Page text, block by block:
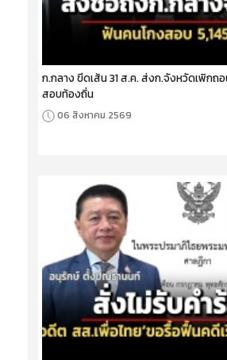
ก.กลาง ขีดเส้น 31 ส.ค. ส่งก.จังหวัดเพิกถอ
สอบท้องถิ่น
06 สิงหาคม 2569